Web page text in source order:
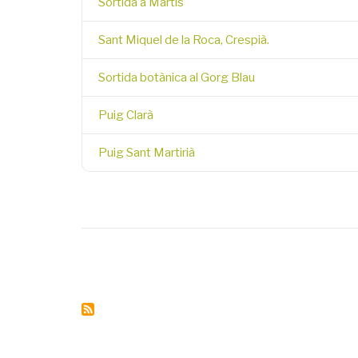
Sant Miquel de la Roca, Crespià.
Sortida botànica al Gorg Blau
Puig Clarà
Puig Sant Martirià